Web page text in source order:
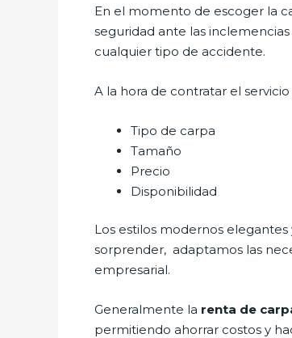
En el momento de escoger la
seguridad ante las
cualquier tipo de accidente.
A la hora de contratar el servicio
Tipo de carpa
Tamaño
Precio
Disponibilidad
Los estilos modernos
sorprender, adaptamos las
empresarial.
Generalmente la renta de
permitiendo ahorrar costos y